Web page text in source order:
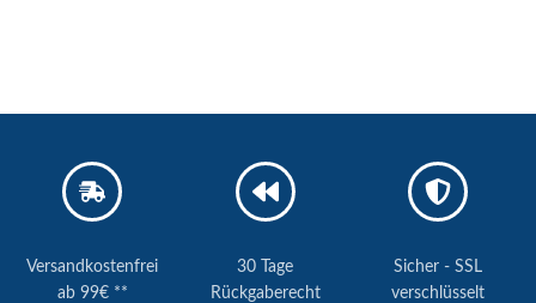
Versandkostenfrei
ab 99€ **
30 Tage
Rückgaberecht
Sicher - SSL
verschlüsselt